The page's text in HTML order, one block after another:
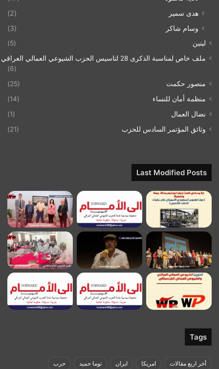
هدى سمير
(2)
وسام شاكر
(3)
لينين
(5)
ملف خاص لمناسبة الذكرى 28 لتاسيس الحزب الشيوعي العمالي العراقي 1993/07/21
(6)
منصور حكمت
(25)
منظمة أمان للنساء
(14)
نضال العمال
(1)
وثائق المؤتمر السادس للحزب
(21)
Last Modified Posts
Tags
أخر اربع مقالات امريكا ايران توما حميد حرب